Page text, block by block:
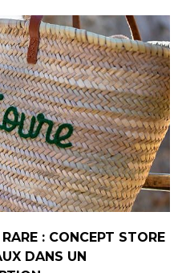
: CONCEPT STORE
DANS UN